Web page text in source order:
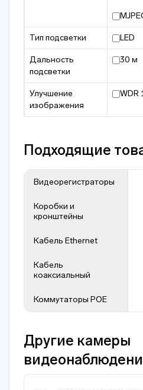
Тип подсветки LED
Дальность
подсветки
30 м
Улучшение
изображения
WDR
Подходящие
Видеорегистраторы
Коробки и
кронштейны
Кабель Ethernet
Кабель
коаксиальный
Коммутаторы POE
Другие камеры